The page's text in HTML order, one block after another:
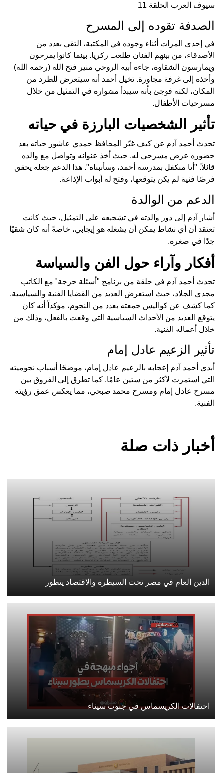
سيوف العرب الحلقة 11
الصدفة تقوده إلى المسرح
في إحدى المرات أثناء وجوده في المكتبة، التقى بعدد من
الأصدقاء، من بينهم الفنان طلعت زكريا. بينما كانوا يمزحون
ويمارسون الشقاوة، جاءه أبيه الروحي منير فتح الله (رحمه الله)
وأخذه إلى غرفة مجاورة. تخيل أحمد أنه سيتعرض للطرد من
المكان، لكنه فوجئ بأنه سيبدأ مشواره في التمثيل من خلال
مسرحيات الأطفال.
تأثير الشخصيات البارزة في حياته
تحدث أحمد آدم عن كيف غيّر المحافظ حمدي عاشور حياته بعد
حضوره عرض مسرحي له. حيث أخذ عنوانه وتواصل مع والده
قائلاً: "أنا متكفل بمدرسة أحمد، وسأتبناه". هذا الدعم جعله يحقق
فرصًا فنية لم يكن يتوقعها، وفتح له أبواب الإذاعة.
الدعم من الوالدة
أشار آدم إلى دور والدته في تشجيعه على التمثيل، حيث كانت
تعتقد أن أي نشاط يمكن أن يشغله هو إيجابي، خاصةً أنه كان شقيًا
جدًا في صغره.
أفكار وآراء حول الفن والسياسة
تحدث أحمد آدم في حلقة من برنامج "أسئلة حرجة" مع الكاتب
مجدي الجلاد، حيث استعرض العديد من القضايا الفنية والسياسية.
كما كشف عن كواليس جمعته بعدد من النجوم، مؤكداً أنه كان
يتوقع العديد من الأحداث السياسية التي وقعت بالفعل، وذلك من
خلال أعماله الفنية.
تأثير الزعيم عادل إمام
أبدى أحمد آدم إعجابه بالزعيم عادل إمام، موضحًا أسباب نجوميته
التي استمرت لأكثر من ستين عامًا. كما تطرق إلى الفروق بين
مسرح عادل إمام ومسرح محمد صبحي، مما يعكس عمق رؤيته
الفنية.
أخبار ذات صلة
الدين العام في مصر تحت السيطرة والاقتصاد يتطور
احتفالات الكريسماس في جنوب سيناء